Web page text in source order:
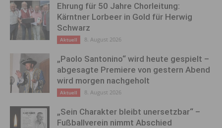
Ehrung für 50 Jahre Chorleitung:
Kärntner Lorbeer in Gold für Herwig
Schwarz
Aktuell 8. August 2026
„Paolo Santonino“ wird heute gespielt –
abgesagte Premiere von gestern Abend
wird morgen nachgeholt
Aktuell 8. August 2026
„Sein Charakter bleibt unersetzbar“ –
Fußballverein nimmt Abschied